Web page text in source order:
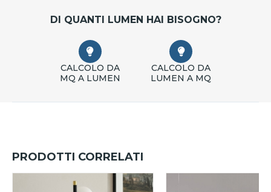
DI QUANTI LUMEN HAI BISOGNO?
CALCOLO DA
MQ A LUMEN
CALCOLO DA
LUMEN A MQ
PRODOTTI CORRELATI